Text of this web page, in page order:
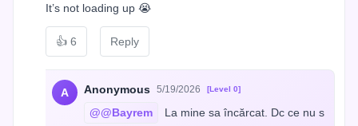
It’s not loading up 😭
👍 6 Reply
A Anonymous 5/19/2026 [Level 0]
@@Bayrem
La mine sa încărcat. Dc ce nu s